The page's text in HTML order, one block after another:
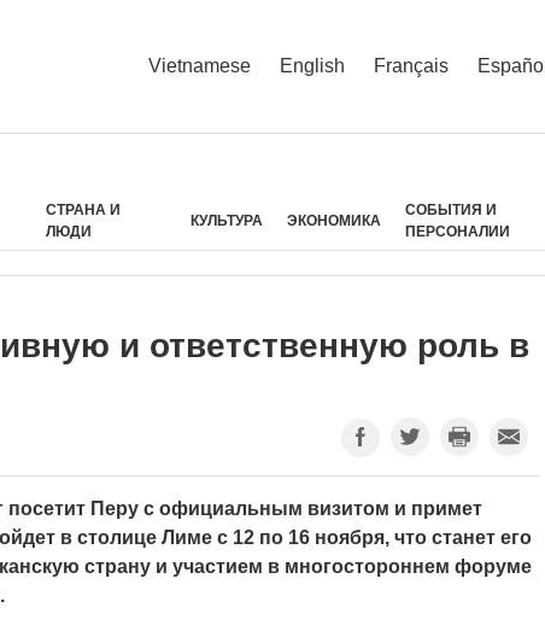
Vietnamese English Français Español
СТРАНА И
ЛЮДИ
КУЛЬТУРА ЭКОНОМИКА
СОБЫТИЯ И
ПЕРСОНАЛИИ
и ответственную роль в
посетит Перу с официальным визитом и примет
в столице Лиме с 12 по 16 ноября, что станет его
страну и участием в многостороннем форуме